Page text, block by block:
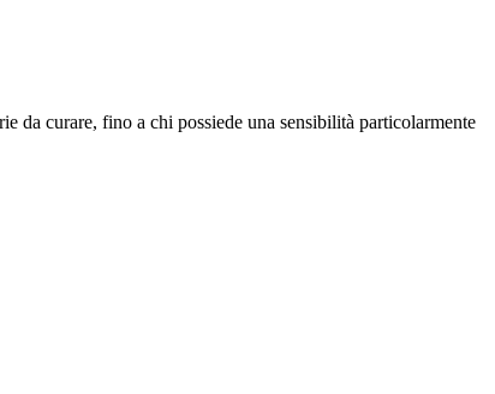
da curare, fino a chi possiede una sensibilità particolarmente